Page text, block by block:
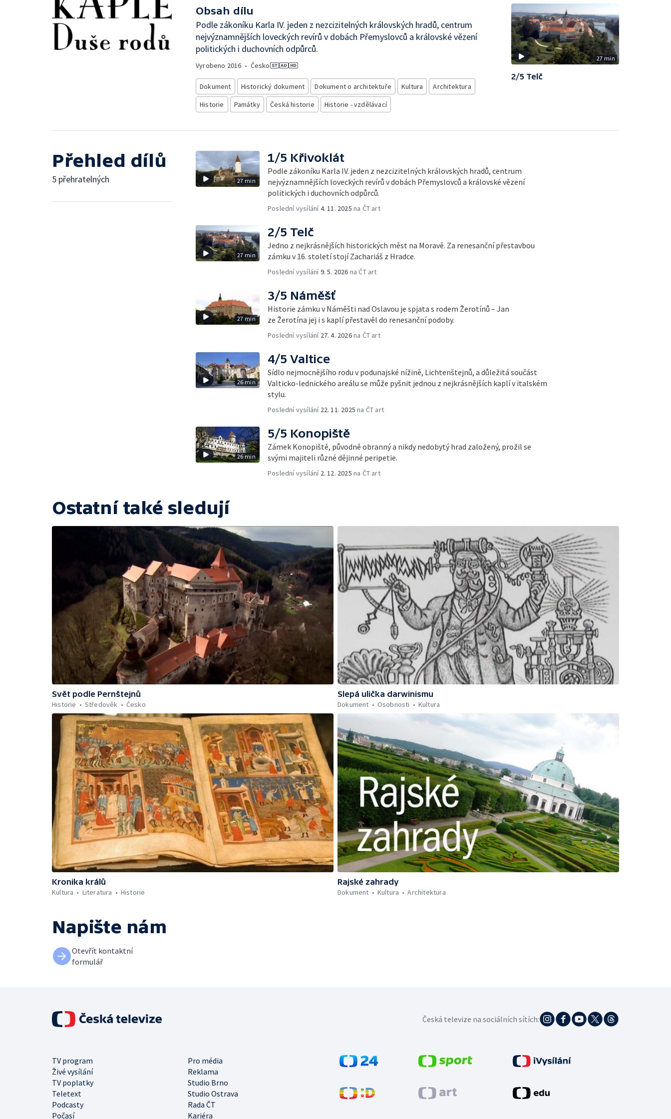
Obsah dílu
Podle zákoníku Karla IV. jeden z nezcizitelných královských hradů, centrum
nejvýznamnějších loveckých revírů v dobách Přemyslovců a královské vězení
politických i duchovních odpůrců.
Vyrobeno 2016 • Česko
Dokument Historický dokument Dokument o architektuře Kultura
Architektura
Historie
Památky Česká historie Historie - vzdělávací
27 min
2/5 Telč
Přehled dílů
5 přehratelných 27 min
1/5 Křivoklát
Podle zákoníku Karla IV. jeden z nezcizitelných královských hradů, centrum
nejvýznamnějších loveckých revírů v dobách Přemyslovců a královské vězení
politických i duchovních odpůrců.
Poslední vysílání4. 11. 2025 na ČT art
27 min
2/5 Telč
Jedno z nejkrásnějších historických měst na Moravě. Za renesanční přestavbou
zámku v 16. století stojí Zachariáš z Hradce.
Poslední vysílání9. 5. 2026 na ČT art
27 min
3/5 Náměšť
Historie zámku v Náměšti nad Oslavou je spjata s rodem Žerotínů – Jan
ze Žerotína jej i s kaplí přestavěl do renesanční podoby.
Poslední vysílání 27. 4. 2026na ČT art
26 min
4/5 Valtice
Sídlo nejmocnějšího rodu v podunajské nížině, Lichtenštejnů, a důležitá součást
Valticko-lednického areálu se může pyšnit jednou z nejkrásnějších kaplí v italském
stylu.
Poslední vysílání 22. 11. 2025 na ČT art
26 min
5/5 Konopiště
Zámek Konopiště, původně obranný a nikdy nedobytý hrad založený, prožil se
svými majiteli různé dějinné peripetie.
Poslední vysílání 2. 12. 2025 na ČT art
Ostatní také sledují
Svět podle Pernštejnů
Historie
Středověk Česko
Slepá ulička darwinismu
Dokument
Osobnosti Kultura
Kronika králů
Kultura
Literatura Historie
Rajské zahrady
Dokument
Kultura Architektura
Napište nám
Otevřít kontaktní
formulář
TV program
Pro média
Živé vysílání
Reklama
TV poplatky
Studio Brno
Teletext
Studio Ostrava
Podcasty
Rada ČT
Počasí
Kariéra
Česká televize na sociálních sítích: